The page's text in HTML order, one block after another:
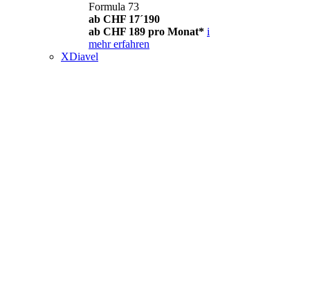
Formula 73
ab CHF 17´190
ab CHF 189 pro Monat* i
mehr erfahren
XDiavel